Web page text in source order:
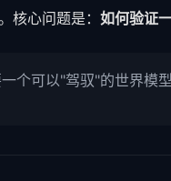
心问题是： 如何验证
可以"驾驭"的世界模型